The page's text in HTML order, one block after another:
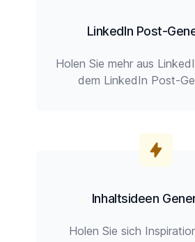
LinkedIn Post-
Holen Sie mehr aus
dem LinkedIn Post-
Inhaltsideen
Holen Sie sich